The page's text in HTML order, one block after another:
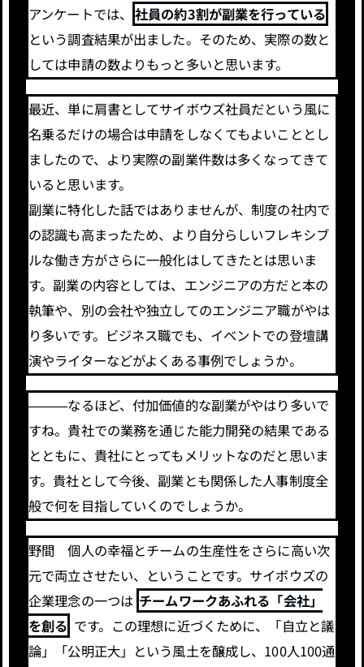
アンケートでは、 社員の約3割が副業を行っている
という調査結果が出ました。そのため、実際の数と
しては申請の数よりもっと多いと思います。
最近、単に肩書としてサイボウズ社員だという風に
名乗るだけの場合は申請をしなくてもよいこととし
ましたので、より実際の副業件数は多くなってきて
いると思います。
副業に特化した話ではありませんが、制度の社内で
の認識も高まったため、より自分らしいフレキシブ
ルな働き方がさらに一般化はしてきたとは思いま
す。副業の内容としては、エンジニアの方だと本の
執筆や、別の会社や独立してのエンジニア職がやは
り多いです。ビジネス職でも、イベントでの登壇講
演やライターなどがよくある事例でしょうか。
―――なるほど、付加価値的な副業がやはり多いで
すね。貴社での業務を通じた能力開発の結果である
とともに、貴社にとってもメリットなのだと思いま
す。貴社として今後、副業とも関係した人事制度全
般で何を目指していくのでしょうか。
野間 個人の幸福とチームの生産性をさらに高い次
元で両立させたい、ということです。サイボウズの
企業理念の一つは チームワークあふれる「会社」
を創る です。この理想に近づくために、「自立と議
論」「公明正大」という風土を醸成し、100人100通